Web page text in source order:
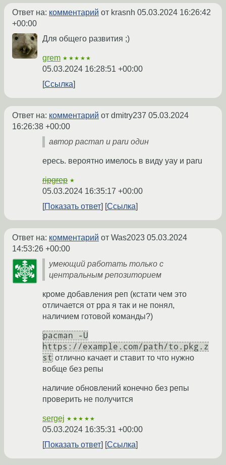
Ответ на: комментарий от krasnh 05.03.2024 16:26:42
+00:00
Для общего развития ;)
grem ★★★★★
05.03.2024 16:28:51 +00:00
Ссылка
Ответ на: комментарий от dmitry237 05.03.2024
16:26:38 +00:00
автор pacman и paru один
ересь. вероятно имелось в виду yay и paru
ripgrep ★
05.03.2024 16:35:17 +00:00
Показать ответ
Ссылка
Ответ на: комментарий от Was2023 05.03.2024
14:53:26 +00:00
умеющий работать только с
центральным репозиторием
кроме добавления реп (кстати чем это
отличается от ppa я так и не понял,
наличием готовой команды?)
pacman -U
https://example.com/path/to.pkg.z
st отлично качает и ставит то что нужно
вобще без репы
наличие обновлений конечно без репы
проверить не получится
sergej ★★★★★
05.03.2024 16:35:31 +00:00
Показать ответ
Ссылка